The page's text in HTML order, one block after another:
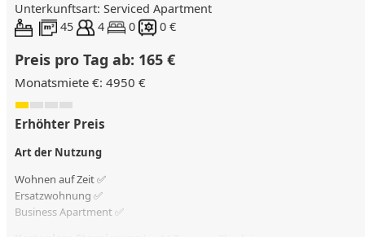
Unterkunftsart: Serviced Apartment
45
4 0 0 €
Preis pro Tag ab: 165 €
Monatsmiete €: 4950 €
Erhöhter Preis
Art der Nutzung
Wohnen auf Zeit ✅
Ersatzwohnung ✅
Business Apartment ✅